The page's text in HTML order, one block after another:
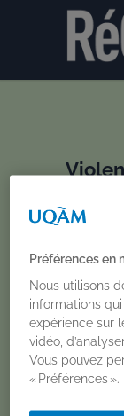
Du 2 au
Sabrina
Préférences en
Nous utilisons
informations
expérience sur
vidéo,
Vous pouvez
« Préférences ».